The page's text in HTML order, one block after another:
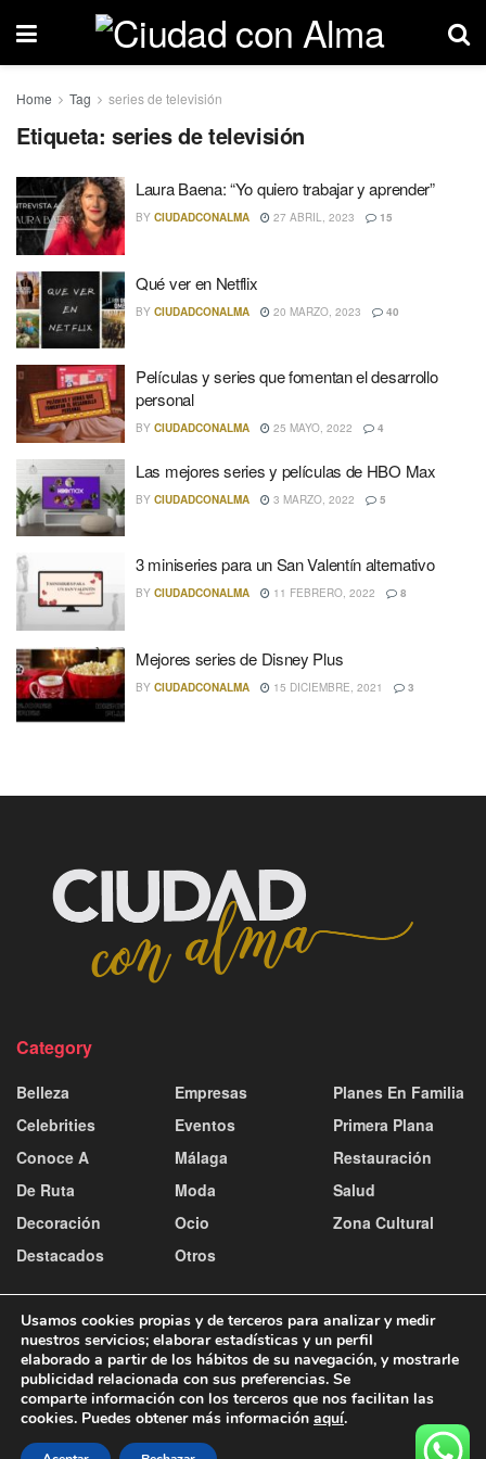
Home Tag series de televisión
Etiqueta: series de televisión
Laura Baena: “Yo quiero trabajar y aprender”
BY CIUDADCONALMA 27 ABRIL, 2023 15
Qué ver en Netflix
BY CIUDADCONALMA 20 MARZO, 2023 40
Películas y series que fomentan el desarrollo
personal
BY CIUDADCONALMA 25 MAYO, 2022 4
Las mejores series y películas de HBO Max
BY CIUDADCONALMA 3 MARZO, 2022 5
3 miniseries para un San Valentín alternativo
BY CIUDADCONALMA 11 FEBRERO, 2022 8
Mejores series de Disney Plus
BY CIUDADCONALMA 15 DICIEMBRE, 2021 3
Category
Belleza
Celebrities
Conoce A
De Ruta
Decoración
Destacados
Empresas
Eventos
Málaga
Moda
Ocio
Otros
Planes En Familia
Primera Plana
Restauración
Salud
Zona Cultural
Contacto y publicidad Aviso Legal
Política de Cookies
Política de Privacidad
© 2025
Usamos cookies propias y de terceros para analizar y medir
nuestros servicios; elaborar estadísticas y un perfil
elaborado a partir de los hábitos de su navegación, y mostrarle
publicidad relacionada con sus preferencias. Se
comparte información con los terceros que nos facilitan las
cookies. Puedes obtener más información aquí.